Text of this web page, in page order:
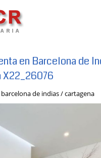
en Barcelona de
X22_26076
barcelona de indias /